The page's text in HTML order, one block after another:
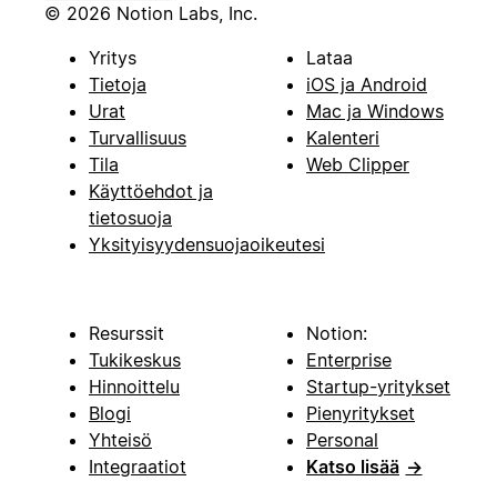
© 2026 Notion Labs, Inc.
Yritys
Tietoja
Urat
Turvallisuus
Tila
Käyttöehdot ja
tietosuoja
Yksityisyydensuojaoikeutesi
Lataa
iOS ja Android
Mac ja Windows
Kalenteri
Web Clipper
Resurssit
Tukikeskus
Hinnoittelu
Blogi
Yhteisö
Integraatiot
Notion:
Enterprise
Startup-yritykset
Pienyritykset
Personal
Katso lisää →